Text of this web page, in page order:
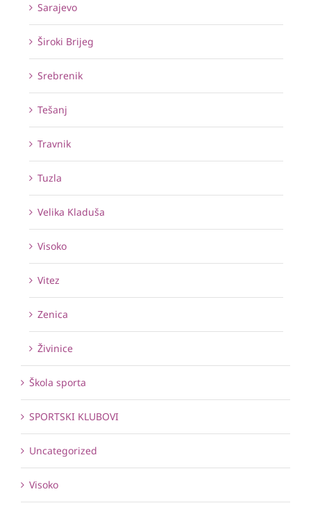
Sarajevo
Široki Brijeg
Srebrenik
Tešanj
Travnik
Tuzla
Velika Kladuša
Visoko
Vitez
Zenica
Živinice
Škola sporta
SPORTSKI KLUBOVI
Uncategorized
Visoko